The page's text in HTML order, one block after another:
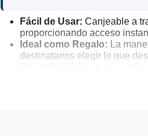
Fácil de Usar: Canjeable a
proporcionando acceso
Ideal como Regalo: La
destinatarios elegir lo que